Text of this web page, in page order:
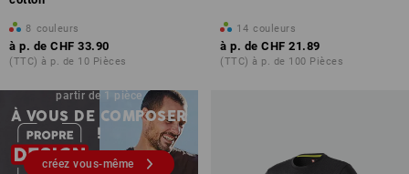
8 couleurs
à p. de CHF 33.90
(TTC) à p. de 10 Pièces
14 couleurs
à p. de CHF 21.89
(TTC) à p. de 100 Pièces
partir de 1 pièce
À VOUS DE COMPOSER
!
créez vous-même